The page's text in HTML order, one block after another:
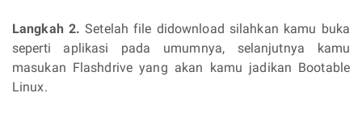
Langkah 2.Setelah file didownload silahkan kamu buka
seperti aplikasi pada umumnya, selanjutnya kamu
masukan Flashdrive yang akan kamu jadikan Bootable
Linux.